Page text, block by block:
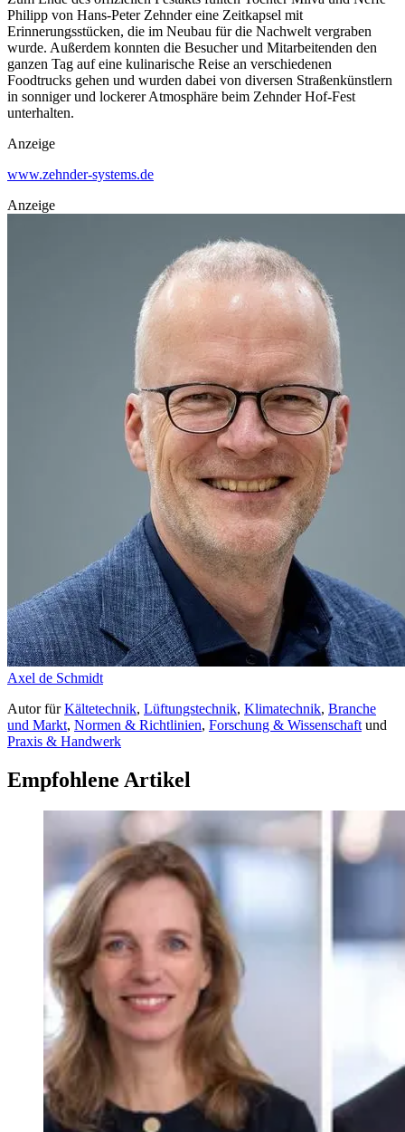
Philipp von Hans-Peter Zehnder eine Zeitkapsel mit
Erinnerungsstücken, die im Neubau für die Nachwelt vergraben
wurde. Außerdem konnten die Besucher und Mitarbeitenden den
ganzen Tag auf eine kulinarische Reise an verschiedenen
Foodtrucks gehen und wurden dabei von diversen Straßenkünstlern
in sonniger und lockerer Atmosphäre beim Zehnder Hof-Fest
unterhalten.
Anzeige
www.zehnder-systems.de
Anzeige
Axel de Schmidt
AutorfürKältetechnik, Lüftungstechnik, Klimatechnik, Branche
und Markt, Normen & Richtlinien, Forschung & Wissenschaft und
Praxis & Handwerk
Empfohlene Artikel